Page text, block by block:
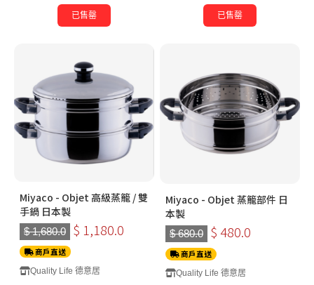
已售罄 已售罄
Miyaco - Objet 高級蒸籠 / 雙
手鍋 日本製
$ 1,680.0 $ 1,180.0
商戶直送
Quality Life 德意居
Miyaco - Objet 蒸籠部件 日
本製
$ 680.0 $ 480.0
商戶直送
Quality Life 德意居